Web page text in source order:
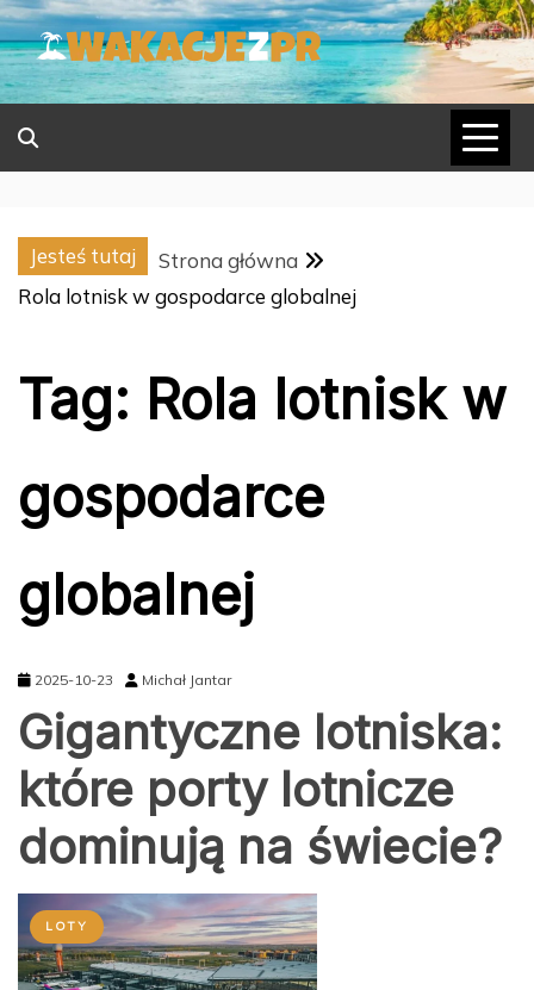
Skip
to
content
Jesteś tutaj
Strona główna
Rola lotnisk w gospodarce globalnej
Tag: Rola lotnisk w
gospodarce
globalnej
2025-10-23 Michał Jantar
Gigantyczne lotniska:
które porty lotnicze
dominują na świecie?
LOTY